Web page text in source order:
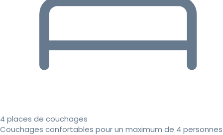
4 places de couchages
Couchages confortables pour un maximum de 4 personnes